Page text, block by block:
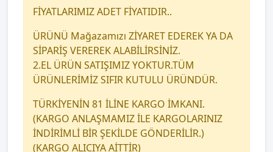
FİYATLARIMIZ ADET FİYATIDIR..
ÜRÜNÜ Mağazamızı ZİYARET EDEREK YA DA
SİPARİŞ VEREREK ALABİLİRSİNİZ.
2.EL ÜRÜN SATIŞIMIZ YOKTUR.TÜM
ÜRÜNLERİMİZ SIFIR KUTULU ÜRÜNDÜR.
TÜRKİYENİN 81 İLİNE KARGO İMKANI.
(KARGO ANLAŞMAMIZ İLE KARGOLARINIZ
İNDİRİMLİ BİR ŞEKİLDE GÖNDERİLİR.)
(KARGO ALICIYA AİTTİR)